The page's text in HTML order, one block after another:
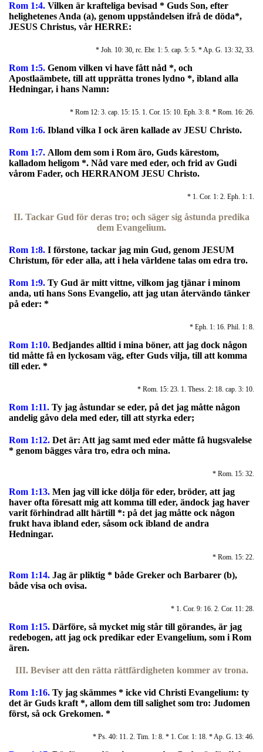
Rom 1:4. Vilken är krafteliga bevisad * Guds Son, efter
helighetenes Anda (a), genom uppståndelsen ifrå de döda*,
JESUS Christus, vår HERRE:
* Joh. 10: 30, rc. Ebr. 1: 5. cap. 5: 5. * Ap. G. 13: 32, 33.
Rom 1:5. Genom vilken vi have fått nåd *, och
Apostlaämbete, till att upprätta trones lydno *, ibland alla
Hedningar, i hans Namn:
* Rom 12: 3. cap. 15: 15. 1. Cor. 15: 10. Eph. 3: 8. * Rom. 16: 26.
Rom 1:6. Ibland vilka I ock ären kallade av JESU Christo.
Rom 1:7. Allom dem som i Rom äro, Guds kärestom,
kalladom heligom *. Nåd vare med eder, och frid av Gudi
vårom Fader, och HERRANOM JESU Christo.
* 1. Cor. 1: 2. Eph. 1: 1.
II. Tackar Gud för deras tro; och säger sig åstunda predika
dem Evangelium.
Rom 1:8. I förstone, tackar jag min Gud, genom JESUM
Christum, för eder alla, att i hela världene talas om edra tro.
Rom 1:9. Ty Gud är mitt vittne, vilkom jag tjänar i minom
anda, uti hans Sons Evangelio, att jag utan återvändo tänker
på eder: *
* Eph. 1: 16. Phil. 1: 8.
Rom 1:10. Bedjandes alltid i mina böner, att jag dock någon
tid måtte få en lyckosam väg, efter Guds vilja, till att komma
till eder. *
* Rom. 15: 23. 1. Thess. 2: 18. cap. 3: 10.
Rom 1:11. Ty jag åstundar se eder, på det jag måtte någon
andelig gåvo dela med eder, till att styrka eder;
Rom 1:12. Det är: Att jag samt med eder måtte få hugsvalelse
* genom bägges våra tro, edra och mina.
* Rom. 15: 32.
Rom 1:13. Men jag vill icke dölja för eder, bröder, att jag
haver ofta föresatt mig att komma till eder, ändock jag haver
varit förhindrad allt härtill *: på det jag måtte ock någon
frukt hava ibland eder, såsom ock ibland de andra
Hedningar.
* Rom. 15: 22.
Rom 1:14. Jag är pliktig * både Greker och Barbarer (b),
både visa och ovisa.
* 1. Cor. 9: 16. 2. Cor. 11: 28.
Rom 1:15. Därföre, så mycket mig står till görandes, är jag
redebogen, att jag ock predikar eder Evangelium, som i Rom
ären.
III. Beviser att den rätta rättfärdigheten kommer av trona.
Rom 1:16. Ty jag skämmes * icke vid Christi Evangelium: ty
det är Guds kraft *, allom dem till salighet som tro: Judomen
först, så ock Grekomen. *
* Ps. 40: 11. 2. Tim. 1: 8. * 1. Cor. 1: 18. * Ap. G. 13: 46.